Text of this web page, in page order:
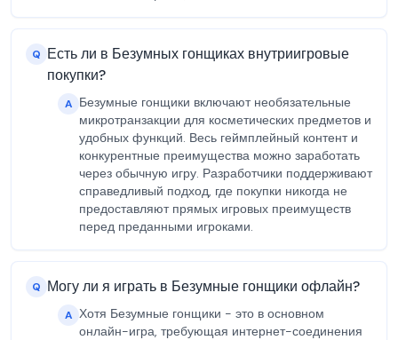
Q Есть ли в Безумных гонщиках внутриигровые
покупки?
A Безумные гонщики включают необязательные
микротранзакции для косметических предметов и
удобных функций. Весь геймплейный контент и
конкурентные преимущества можно заработать
через обычную игру. Разработчики поддерживают
справедливый подход, где покупки никогда не
предоставляют прямых игровых преимуществ
перед преданными игроками.
Q Могу ли я играть в Безумные гонщики офлайн?
A Хотя Безумные гонщики - это в основном
онлайн-игра, требующая интернет-соединения